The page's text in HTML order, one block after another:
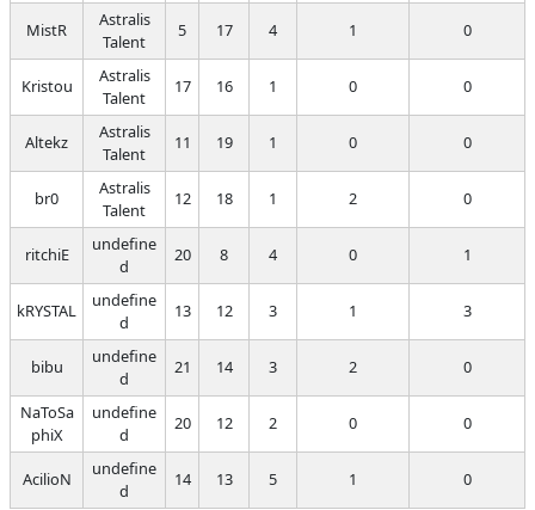
MistR
Astralis
Talent
5 17 4 1 0
Kristou
Astralis
Talent
17 16 1 0 0
Altekz
Astralis
Talent
11 19 1 0 0
br0
Astralis
Talent
12 18 1 2 0
ritchiE
undefine
d
20 8 4 0 1
kRYSTAL
undefine
d
13 12 3 1 3
bibu
undefine
d
21 14 3 2 0
NaToSa
phiX
undefine
d
20 12 2 0 0
AcilioN
undefine
d
14 13 5 1 0